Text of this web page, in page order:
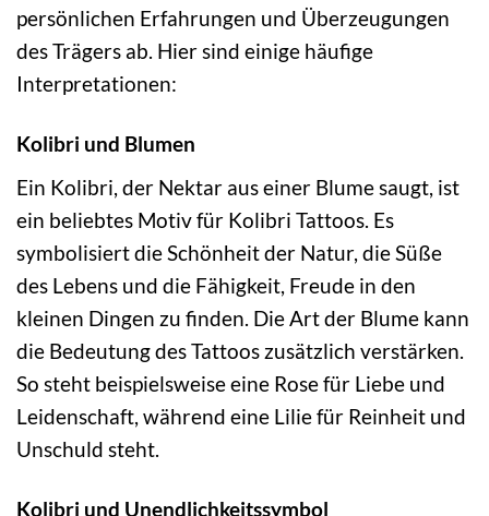
persönlichen Erfahrungen und Überzeugungen
des Trägers ab. Hier sind einige häufige
Interpretationen:
Kolibri und Blumen
Ein Kolibri, der Nektar aus einer Blume saugt, ist
ein beliebtes Motiv für Kolibri Tattoos. Es
symbolisiert die Schönheit der Natur, die Süße
des Lebens und die Fähigkeit, Freude in den
kleinen Dingen zu finden. Die Art der Blume kann
die Bedeutung des Tattoos zusätzlich verstärken.
So steht beispielsweise eine Rose für Liebe und
Leidenschaft, während eine Lilie für Reinheit und
Unschuld steht.
Kolibri und Unendlichkeitssymbol